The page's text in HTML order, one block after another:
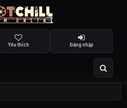
Yêu thích Đăng nhập